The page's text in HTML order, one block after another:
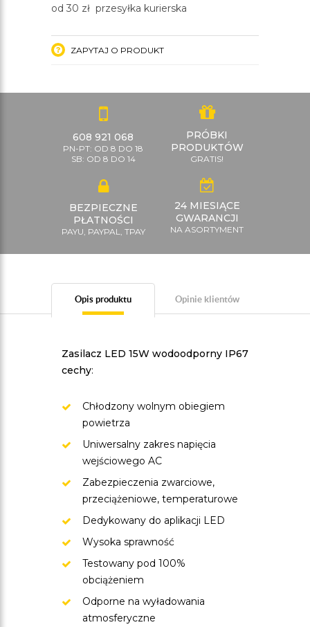
od 30 zł przesyłka kurierska
ZAPYTAJ O PRODUKT
608 921 068
PN-PT: OD 8 DO 18
SB: OD 8 DO 14
PRÓBKI
PRODUKTÓW
GRATIS!
BEZPIECZNE
PŁATNOŚCI
PAYU, PAYPAL, TPAY
24 MIESIĄCE
GWARANCJI
NA ASORTYMENT
Opis produktu Opinie klientów
Zasilacz LED 15W wodoodporny IP67
cechy:
Chłodzony wolnym obiegiem
powietrza
Uniwersalny zakres napięcia
wejściowego AC
Zabezpieczenia zwarciowe,
przeciążeniowe, temperaturowe
Dedykowany do aplikacji LED
Wysoka sprawność
Testowany pod 100%
obciążeniem
Odporne na wyładowania
atmosferyczne